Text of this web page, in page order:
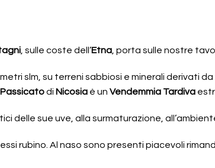
, sulle coste dell’Etna , porta sulle nostre
metri slm, su terreni sabbiosi e minerali derivati
Passicatodi Nicosia è un Vendemmia Tardiva
delle sue uve, alla surmaturazione,
rubino. Al naso sono presenti piacevoli